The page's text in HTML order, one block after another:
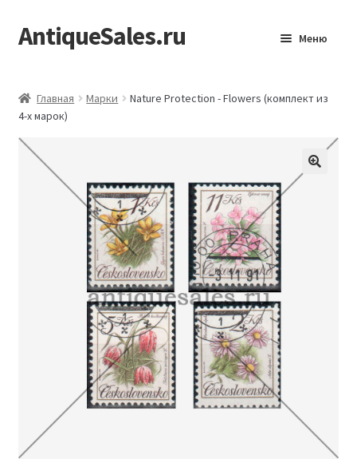
Перейти
к
Перейти
к
AntiqueSales.ru Меню
Главная Марки
Nature Protection - Flowers (комплект из
4-х марок)